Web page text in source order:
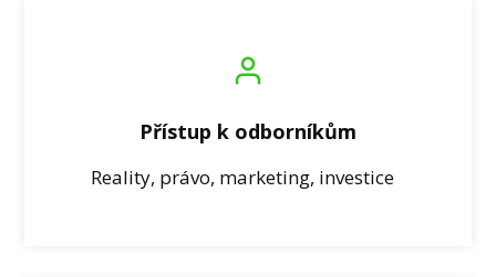
Přístup k odborníkům
Reality, právo, marketing, investice